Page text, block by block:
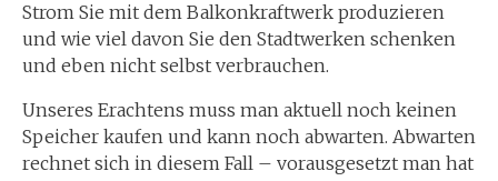
Strom Sie mit dem Balkonkraftwerk produzieren
und wie viel davon Sie den Stadtwerken schenken
und eben nicht selbst verbrauchen.
Unseres Erachtens muss man aktuell noch keinen
Speicher kaufen und kann noch abwarten. Abwarten
rechnet sich in diesem Fall – vorausgesetzt man hat